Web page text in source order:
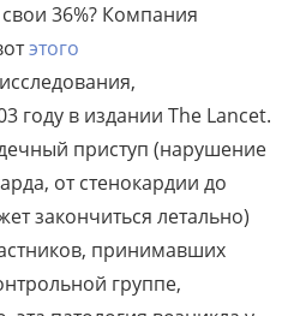
36%? Компания
этого
году в издании The Lancet.
приступ (нарушение
от стенокардии до
закончиться летально)
принимавших
группе,